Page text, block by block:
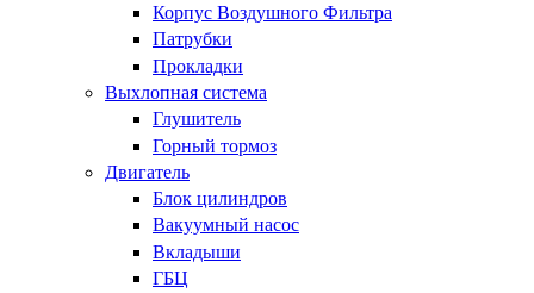
Корпус Воздушного Фильтра
Патрубки
Прокладки
Выхлопная система
Глушитель
Горный тормоз
Двигатель
Блок цилиндров
Вакуумный насос
Вкладыши
ГБЦ